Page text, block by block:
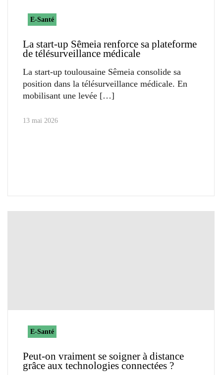
E-Santé
La start-up Sêmeia renforce sa plateforme
de télésurveillance médicale
La start-up toulousaine Sêmeia consolide sa
position dans la télésurveillance médicale. En
mobilisant une levée
13 mai 2026
E-Santé
Peut-on vraiment se soigner à distance
grâce aux technologies connectées ?